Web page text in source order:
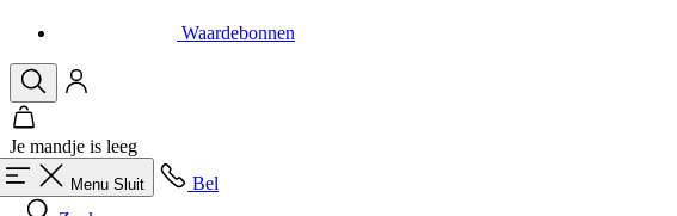
Waardebonnen
Je mandje is leeg
Menu Sluit
Bel